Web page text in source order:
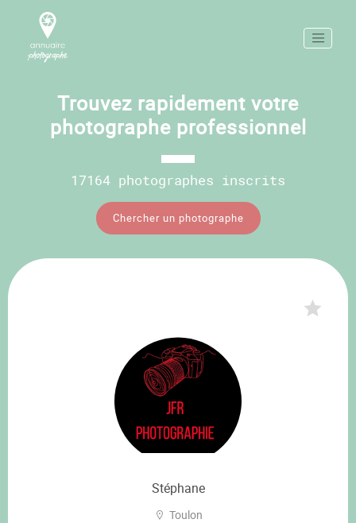
Trouvez rapidement votre
photographe professionnel
17164 photographes inscrits
Chercher un photographe
Stéphane
Toulon